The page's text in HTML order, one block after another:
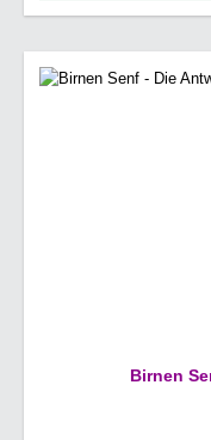
Birnen